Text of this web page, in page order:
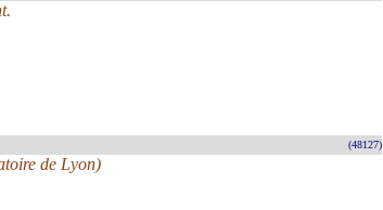
(48127)
de Lyon)